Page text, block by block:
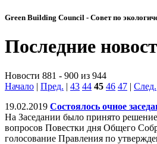
Green Building Council - Совет по
Последние
Новости 881 - 900 из 944
Начало | Пред. | 43 44 45 46 47 | След.
19.02.2019 Состоялось очное
На Заседании было принято
вопросов Повестки дня Общего
голосование Правления по